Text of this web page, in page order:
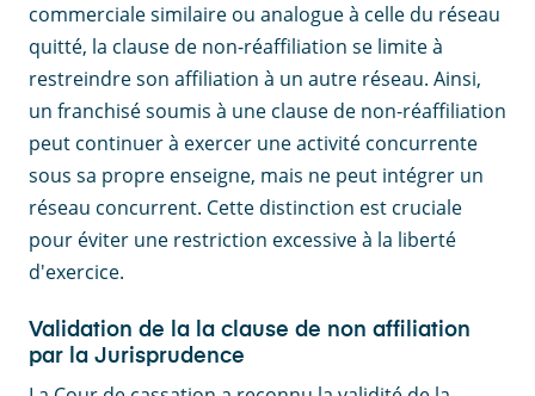
commerciale similaire ou analogue à celle du réseau
quitté, la clause de non-réaffiliation se limite à
restreindre son affiliation à un autre réseau. Ainsi,
un franchisé soumis à une clause de non-réaffiliation
peut continuer à exercer une activité concurrente
sous sa propre enseigne, mais ne peut intégrer un
réseau concurrent. Cette distinction est cruciale
pour éviter une restriction excessive à la liberté
d'exercice.
Validation de la la clause de non affiliation
par la Jurisprudence